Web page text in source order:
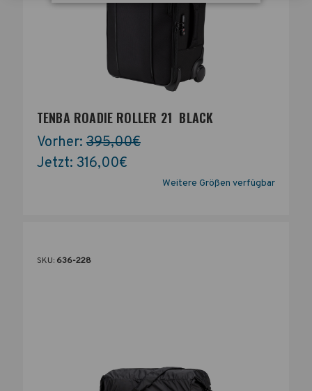
TENBA ROADIE ROLLER 21  BLACK
Vorher: 395,00€
Jetzt: 316,00€
Weitere Größen verfügbar
SKU: 636-228